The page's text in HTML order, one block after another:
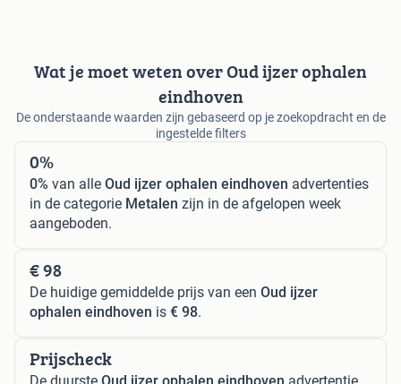
Wat je moet weten over Oud ijzer ophalen
eindhoven
De onderstaande waarden zijn gebaseerd op je zoekopdracht en de
ingestelde filters
0%
0% van alle Oud ijzer ophalen eindhoven advertenties
in de categorie Metalen zijn in de afgelopen week
aangeboden.
€ 98
De huidige gemiddelde prijs van een Oud ijzer
ophalen eindhoven is € 98.
Prijscheck